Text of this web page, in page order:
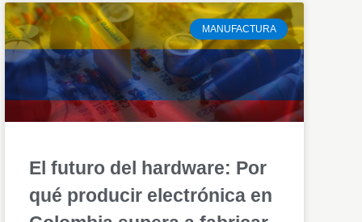
MANUFACTURA
El futuro del hardware: Por
qué producir electrónica en